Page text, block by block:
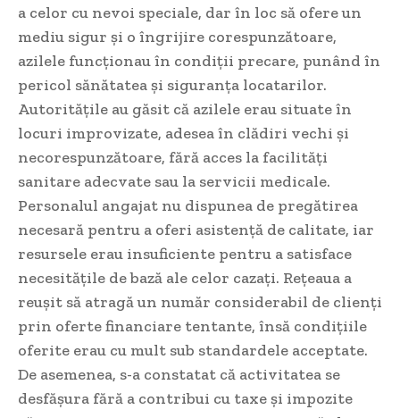
a celor cu nevoi speciale, dar în loc să ofere un
mediu sigur și o îngrijire corespunzătoare,
azilele funcționau în condiții precare, punând în
pericol sănătatea și siguranța locatarilor.
Autoritățile au găsit că azilele erau situate în
locuri improvizate, adesea în clădiri vechi și
necorespunzătoare, fără acces la facilități
sanitare adecvate sau la servicii medicale.
Personalul angajat nu dispunea de pregătirea
necesară pentru a oferi asistență de calitate, iar
resursele erau insuficiente pentru a satisface
necesitățile de bază ale celor cazați. Rețeaua a
reușit să atragă un număr considerabil de clienți
prin oferte financiare tentante, însă condițiile
oferite erau cu mult sub standardele acceptate.
De asemenea, s-a constatat că activitatea se
desfășura fără a contribui cu taxe și impozite